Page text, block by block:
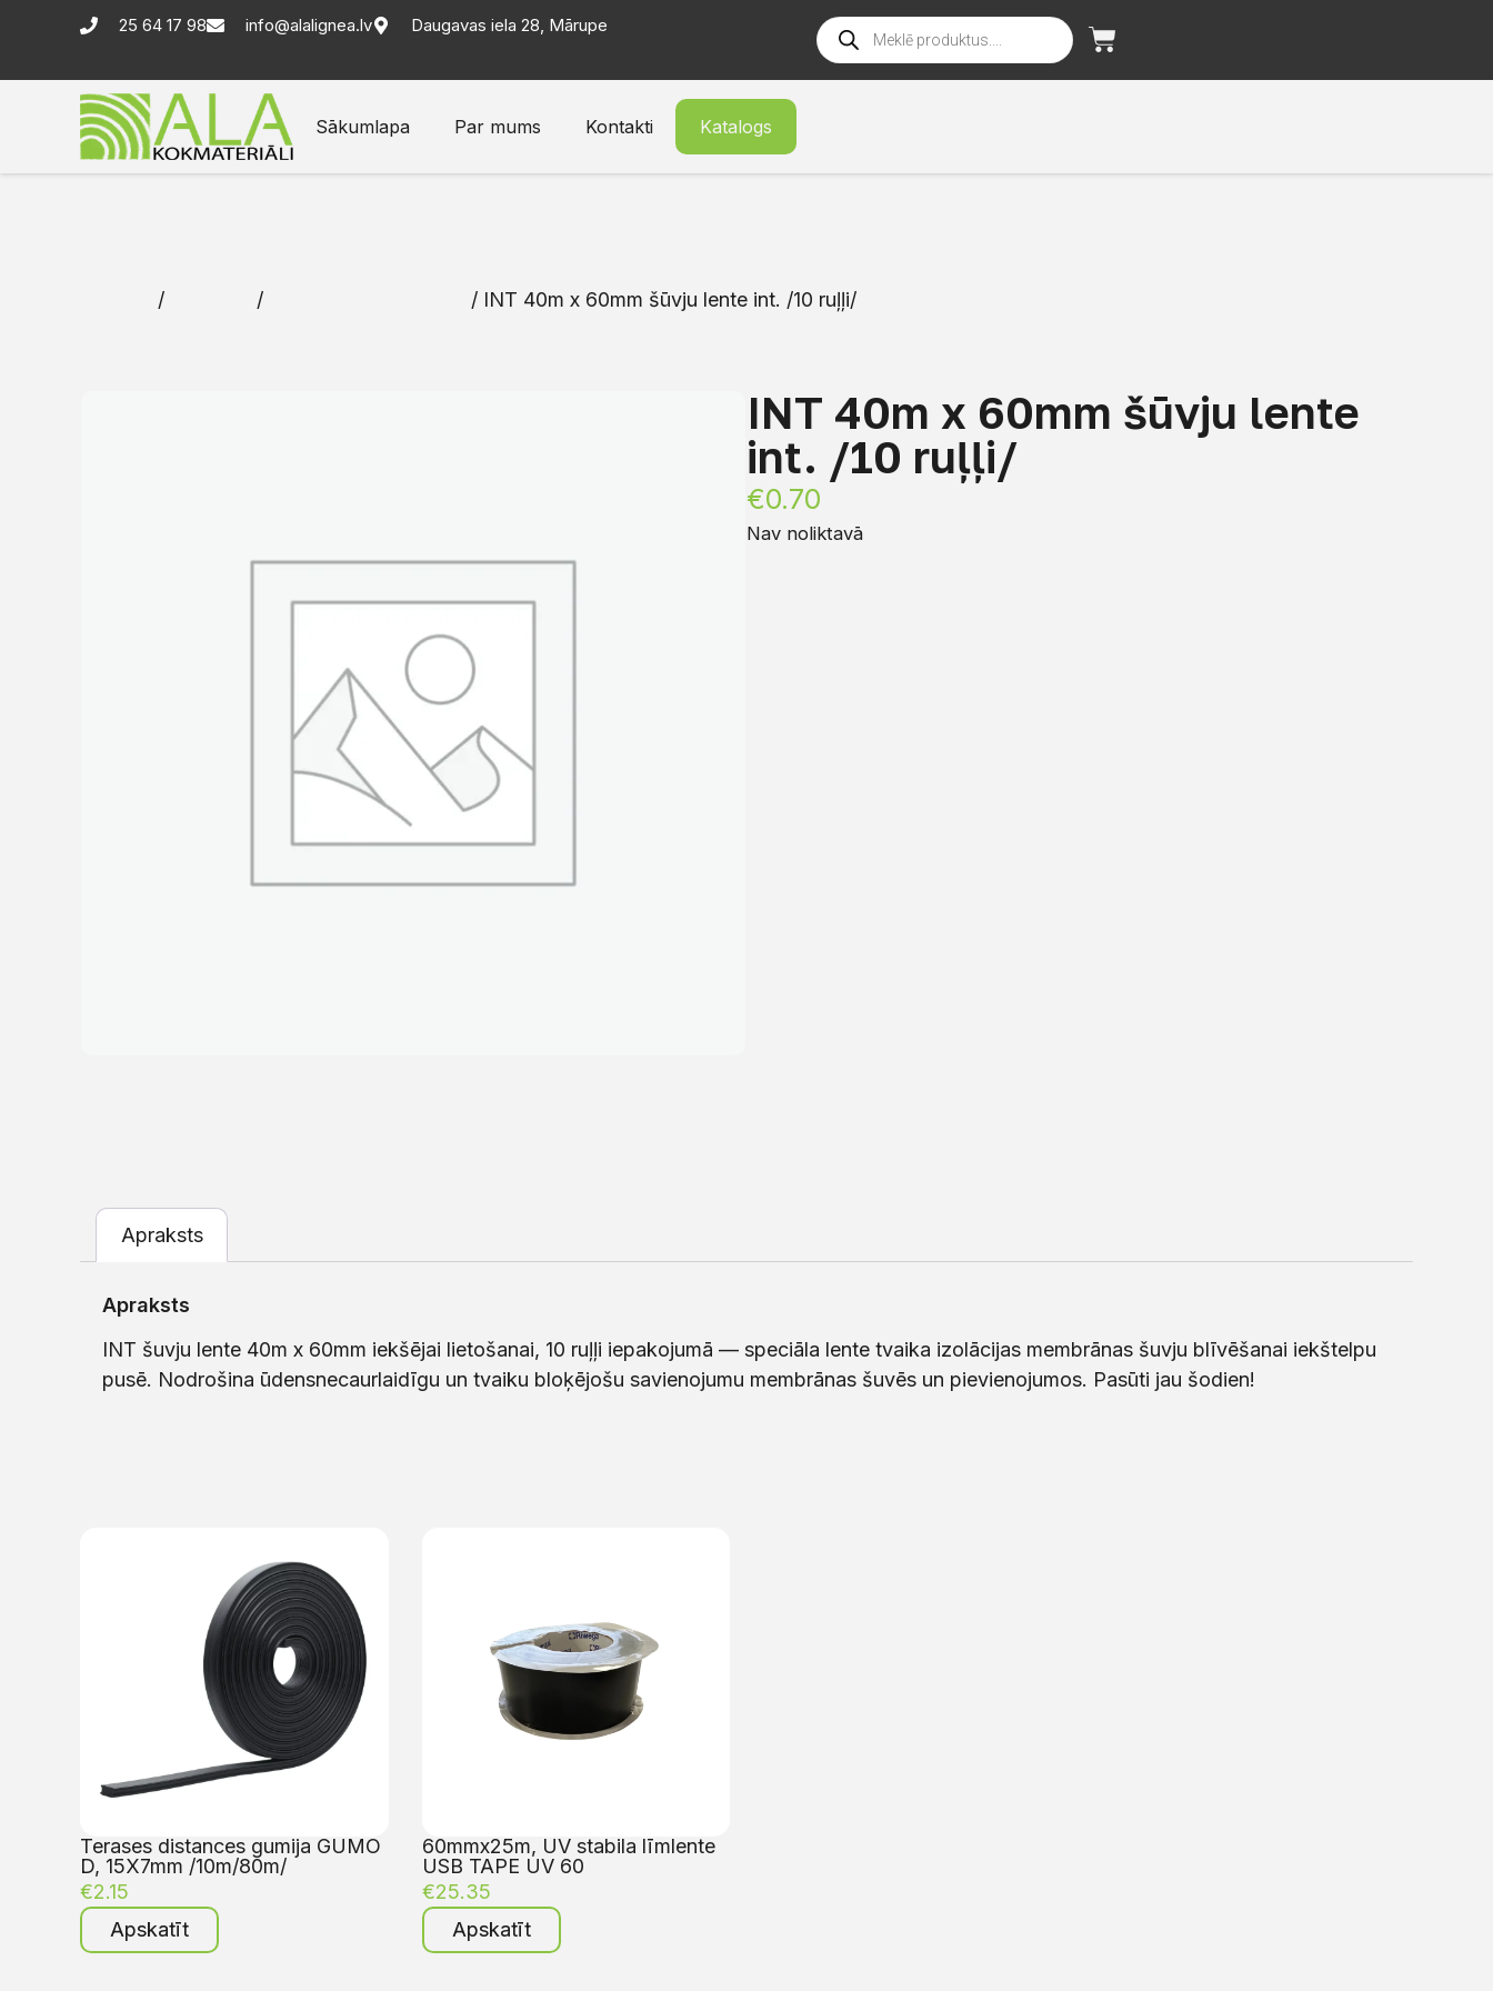
25 64 17 98 info@alalignea.lv Daugavas iela 28, Mārupe
Sākumlapa Par mums Kontakti Katalogs
/ / / INT 40m x 60mm šūvju lente int. /10 ruļļi/
INT 40m x 60mm šūvju lente
int. /10 ruļļi/
€0.70
Nav noliktavā
Apraksts
Apraksts
INT šuvju lente 40m x 60mm iekšējai lietošanai, 10 ruļļi iepakojumā — speciāla lente tvaika izolācijas membrānas šuvju blīvēšanai iekštelpu
pusē. Nodrošina ūdensnecaurlaidīgu un tvaiku bloķējošu savienojumu membrānas šuvēs un pievienojumos. Pasūti jau šodien!
Terases distances gumija GUMO
D, 15X7mm /10m/80m/
€2.15
Apskatīt
60mmx25m, UV stabila līmlente
USB TAPE UV 60
€25.35
Apskatīt